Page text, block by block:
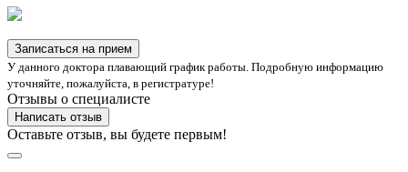
Записаться на прием
У данного доктора плавающий график работы. Подробную информацию
уточняйте, пожалуйста, в регистратуре!
Отзывы о специалисте
Написать отзыв
Оставьте отзыв, вы будете первым!